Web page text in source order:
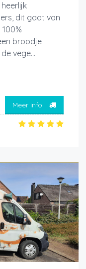
dit gaat van
broodje
vege...
Meer info